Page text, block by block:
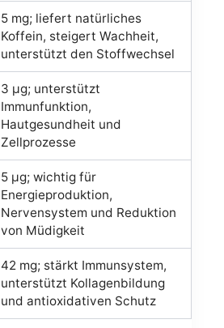
5 mg; liefert natürliches
Koffein, steigert Wachheit,
unterstützt den Stoffwechsel
3 µg; unterstützt
Immunfunktion,
Hautgesundheit und
Zellprozesse
5 µg; wichtig für
Energieproduktion,
Nervensystem und Reduktion
von Müdigkeit
42 mg; stärkt Immunsystem,
unterstützt Kollagenbildung
und antioxidativen Schutz